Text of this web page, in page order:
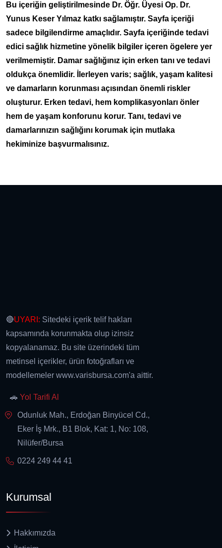
Bu içeriğin geliştirilmesinde Dr. Öğr. Üyesi Op. Dr.
Yunus Keser Yılmaz katkı sağlamıştır. Sayfa içeriği
sadece bilgilendirme amaçlıdır. Sayfa içeriğinde tedavi
edici sağlık hizmetine yönelik bilgiler içeren ögelere yer
verilmemiştir. Damar sağlığınız için erken tanı ve tedavi
oldukça önemlidir. İlerleyen varis; sağlık, yaşam kalitesi
ve damarların korunması açısından önemli riskler
oluşturur. Erken tedavi, hem komplikasyonları önler
hem de yaşam konforunu korur. Tanı, tedavi ve
damarlarınızın sağlığını korumak için mutlaka
hekiminize başvurmalısınız.
🔴UYARI: Sitedeki içerik telif hakları
kapsamında korunmakta olup izinsiz
kopyalanamaz. Bu site üzerindeki tüm
metinsel içerikler, ürün fotoğrafları ve
modellemeler www.varisbursa.com'a aittir.
🚗 Yol Tarifi Al
Odunluk Mah., Erdoğan Binyücel Cd.,
Eker İş Mrk., B1 Blok, Kat: 1, No: 108,
Nilüfer/Bursa
0224 249 44 41
Kurumsal
Hakkımızda